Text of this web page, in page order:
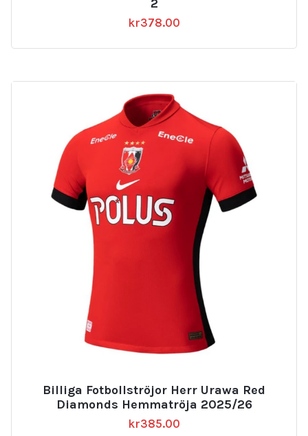
2
kr378.00
Billiga Fotbollströjor Herr Urawa Red
Diamonds Hemmatröja 2025/26
kr385.00